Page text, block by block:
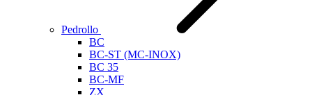
Pedrollo
BC
BC-ST (MC-INOX)
BC 35
BC-MF
ZX